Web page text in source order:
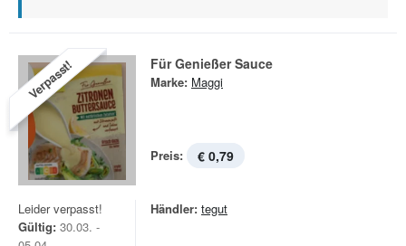
Verpasst! Für Genießer Sauce
Marke: Maggi
Preis: € 0,79
Leider verpasst!
Gültig: 30.03. -
Händler: tegut